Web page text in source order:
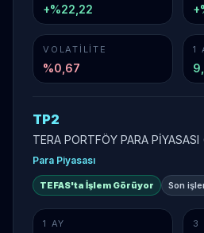
+%22,22
VOLATILITE
%0,67
1
TP2
TERA PORTFÖY PARA
Para Piyasası
TEFAS'ta İşlem Görüyor Son
1 AY 3